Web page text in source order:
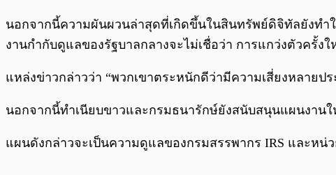
นอกจากนี้ความผันผวนล่าสุดที่เกิดขึ้นในสินทรัพย์ดิจิทัลยังทำ
งานกำกับดูแลของรัฐบาลกลางจะไม่เชื่อว่า การแกว่งตัวครั้
แหล่งข่าวกล่าวว่า “พวกเขาตระหนักดีว่ามีความเสี่ยงหลาย
นอกจากนี้ทำเนียบขาวและกรมธนารักษ์ยังสนับสนุนแผนงาน
แผนดังกล่าวจะเป็นความดูแลของกรมสรรพากร IRS และห